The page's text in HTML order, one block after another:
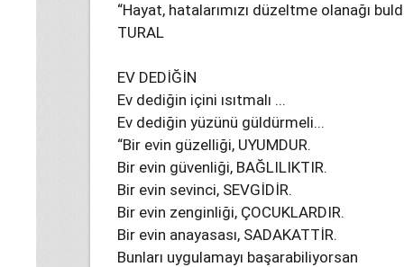
“Hayat, hatalarımızı düzeltme olanağı
TURAL
EV DEDİĞİN
Ev dediğin içini ısıtmalı ...
Ev dediğin yüzünü güldürmeli...
“Bir evin güzelliği, UYUMDUR.
Bir evin güvenliği, BAĞLILIKTIR.
Bir evin sevinci, SEVGİDİR.
Bir evin zenginliği, ÇOCUKLARDIR.
Bir evin anayasası, SADAKATTİR.
Bunları uygulamayı başarabiliyorsan